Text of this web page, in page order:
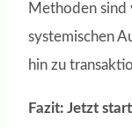
Methoden
systemischen
hin zu
Fazit: Jetzt